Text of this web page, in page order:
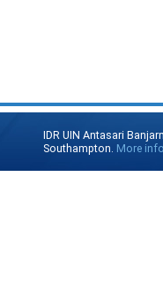
IDR UIN Antasari
Southampton. More